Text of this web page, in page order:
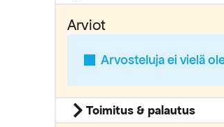
Arviot
Arvosteluja ei vielä
Toimitus & palautus